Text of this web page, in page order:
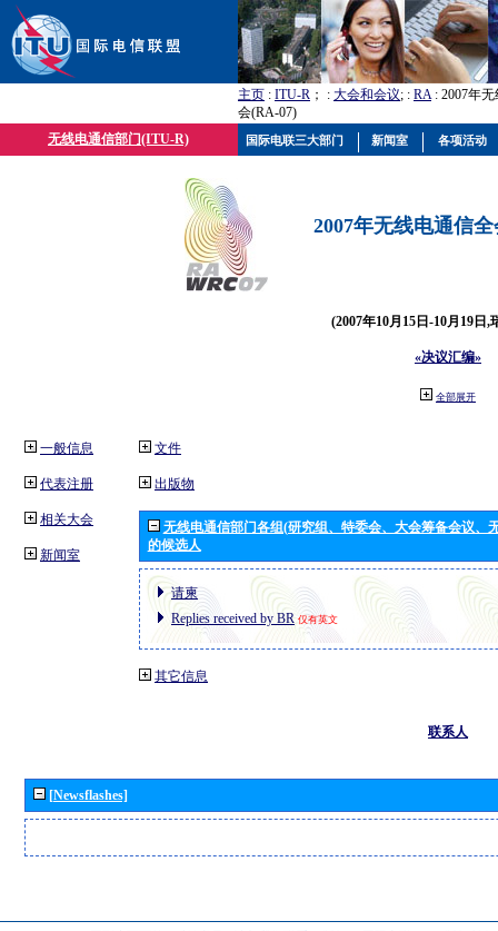
主页 : ITU-R ； : 大会和会议; : RA: 2007年
会(RA-07)
无线电通信部门(ITU-R)
2007年无线电通信
(2007年10月15日-10月19日,
«决议汇编»
全部展开
一般信息
代表注册
相关大会
新闻室
文件
出版物
无线电通信部门各组(研究组、特委会、大会筹备会议、
的候选人
请柬
Replies received by BR 仅有英文
其它信息
联系人
[Newsflashes]
国际电联三大部门 新闻室 各项活动